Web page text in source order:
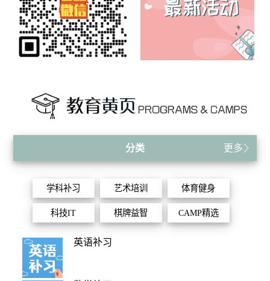
分类 更多
学科补习 艺术培训 体育健身
科技IT 棋牌益智 CAMP精选
英语补习